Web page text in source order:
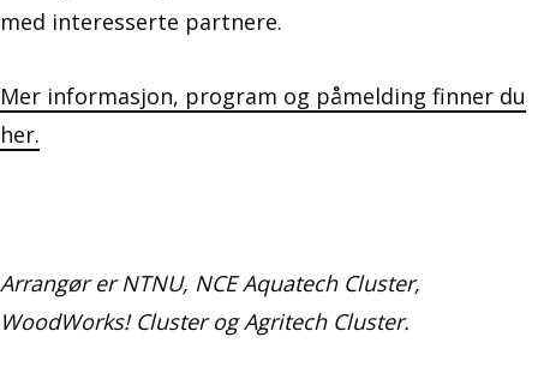
med interesserte partnere.
Mer informasjon, program og påmelding finner du
her.
Arrangør er NTNU, NCE Aquatech Cluster,
WoodWorks! Cluster og Agritech Cluster.